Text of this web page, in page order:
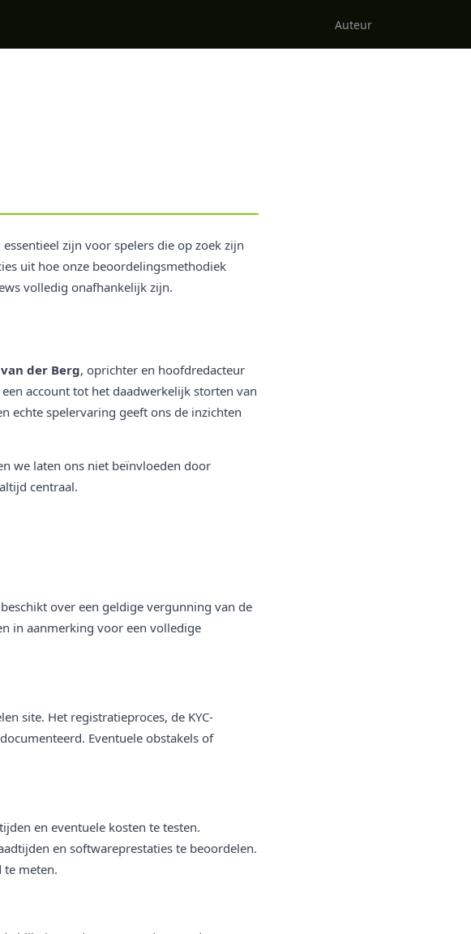
Auteur
zijn voor spelers die op zoek zijn
uit hoe onze beoordelingsmethodiek
volledig onafhankelijk zijn.
der Berg, oprichter en hoofdredacteur
account tot het daadwerkelijk storten van
echte spelervaring geeft ons de inzichten
we laten ons niet beïnvloeden door
centraal.
over een geldige vergunning van de
in aanmerking voor een volledige
site. Het registratieproces, de KYC-
Eventuele obstakels of
en eventuele kosten te testen.
en softwareprestaties te beoordelen.
te meten.